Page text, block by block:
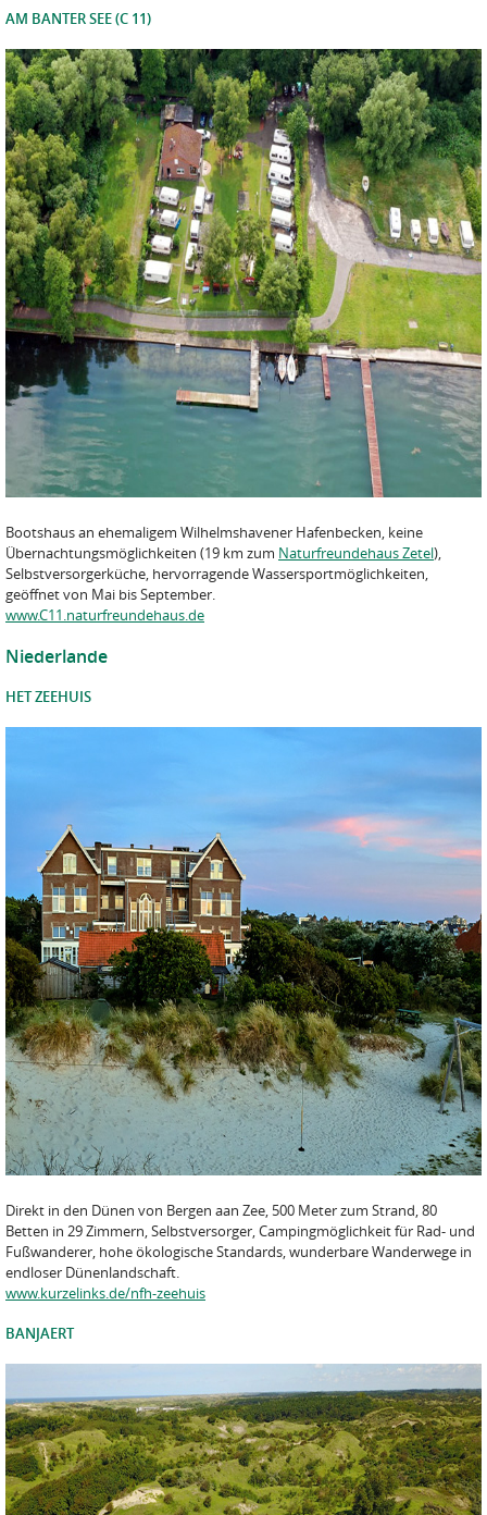
AM BANTER SEE (C 11)
Bootshaus an ehemaligem Wilhelmshavener Hafenbecken, keine
Übernachtungsmöglichkeiten (19 km zum Naturfreundehaus Zetel),
Selbstversorgerküche, hervorragende Wassersportmöglichkeiten,
geöffnet von Mai bis September.
www.C11.naturfreundehaus.de
Niederlande
HET ZEEHUIS
Direkt in den Dünen von Bergen aan Zee, 500 Meter zum Strand, 80
Betten in 29 Zimmern, Selbstversorger, Campingmöglichkeit für Rad- und
Fußwanderer, hohe ökologische Standards, wunderbare Wanderwege in
endloser Dünenlandschaft.
www.kurzelinks.de/nfh-zeehuis
BANJAERT